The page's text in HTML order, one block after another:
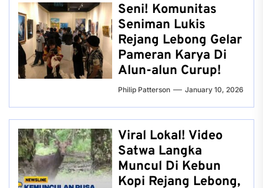
Seni! Komunitas
Seniman Lukis
Rejang Lebong Gelar
Pameran Karya Di
Alun-alun Curup!
Philip Patterson January 10, 2026
Viral Lokal! Video
Satwa Langka
Muncul Di Kebun
Kopi Rejang Lebong,